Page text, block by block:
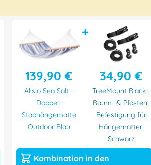
139,90 €
Alisio Sea Salt -
Doppel-
Stabhängematte
Outdoor Blau
+
34,90 €
TreeMount Black -
Baum- & Pfosten-
Befestigung für
Hängematten
Schwarz
Kombination in den